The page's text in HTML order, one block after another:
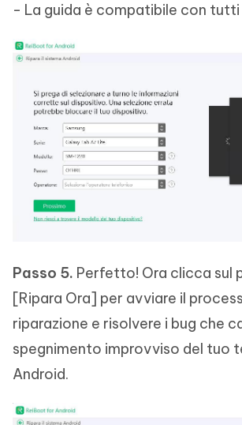
- La guida è compatibile con tutti
Passo 5. Perfetto! Ora clicca sul
[Ripara Ora] per avviare il
riparazione e risolvere i bug che
spegnimento improvviso del tuo
Android.